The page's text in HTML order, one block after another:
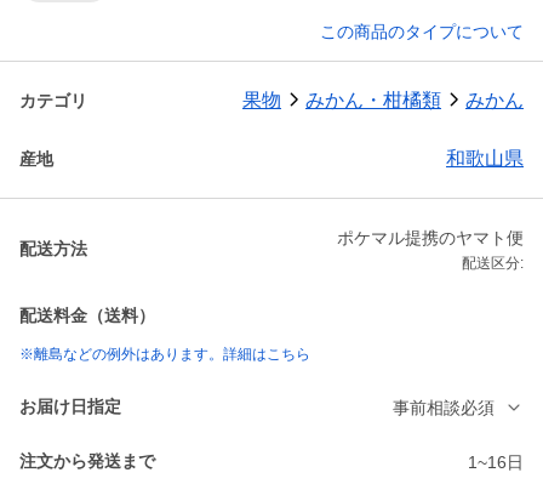
この商品のタイプについて
カテゴリ 果物 みかん・柑橘類 みかん
産地 和歌山県
配送方法
ポケマル提携のヤマト便
配送区分:
配送料金（送料）
※離島などの例外はあります。詳細はこちら
お届け日指定 事前相談必須
注文から発送まで 1~16日